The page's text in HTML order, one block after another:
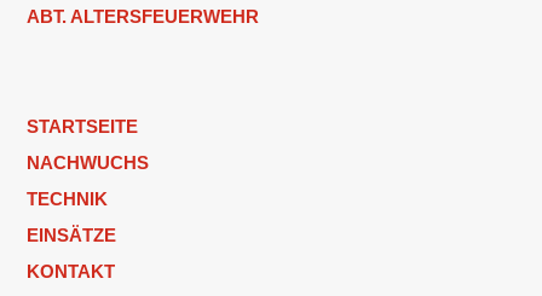
ABT. ALTERSFEUERWEHR
STARTSEITE
NACHWUCHS
TECHNIK
EINSÄTZE
KONTAKT